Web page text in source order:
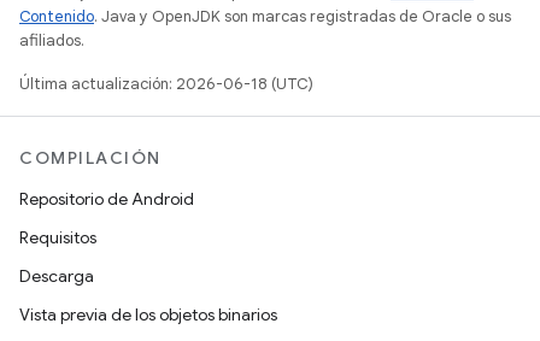
Contenido. Java y OpenJDK son marcas registradas de Oracle o sus
afiliados.
Última actualización: 2026-06-18 (UTC)
COMPILACIÓN
Repositorio de Android
Requisitos
Descarga
Vista previa de los objetos binarios